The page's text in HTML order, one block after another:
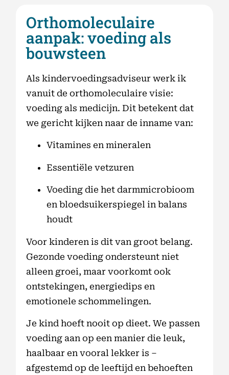
Orthomoleculaire
aanpak: voeding als
bouwsteen
Als kindervoedingsadviseur werk ik
vanuit de orthomoleculaire visie:
voeding als medicijn. Dit betekent dat
we gericht kijken naar de inname van:
Vitamines en mineralen
Essentiële vetzuren
Voeding die het darmmicrobioom
en bloedsuikerspiegel in balans
houdt
Voor kinderen is dit van groot belang.
Gezonde voeding ondersteunt niet
alleen groei, maar voorkomt ook
ontstekingen, energiedips en
emotionele schommelingen.
Je kind hoeft nooit op dieet. We passen
voeding aan op een manier die leuk,
haalbaar en vooral lekker is –
afgestemd op de leeftijd en behoeften